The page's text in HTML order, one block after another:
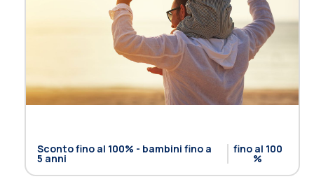
Sconto fino al 100% - bambini fino a
5 anni
fino al 100
%